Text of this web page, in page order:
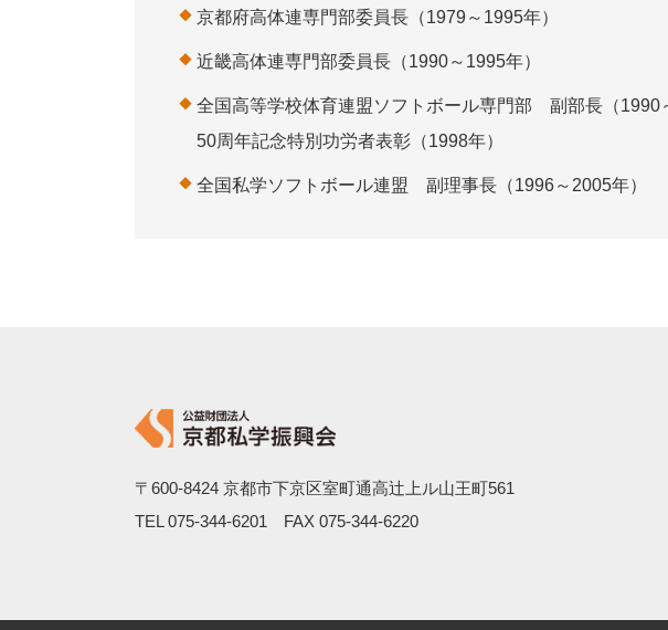
京都府高体連専門部委員長（1979～1995年）
近畿高体連専門部委員長（1990～1995年）
全国高等学校体育連盟ソフトボール専門部 副部長（1990
50周年記念特別功労者表彰（1998年）
全国私学ソフトボール連盟 副理事長（1996～2005年）
〒600-8424 京都市下京区室町通高辻上ル山王町561
TEL 075-344-6201 FAX 075-344-6220